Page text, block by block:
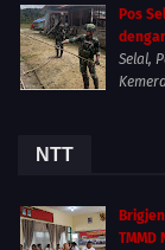
Pos
Selal,
NTT
TMMD